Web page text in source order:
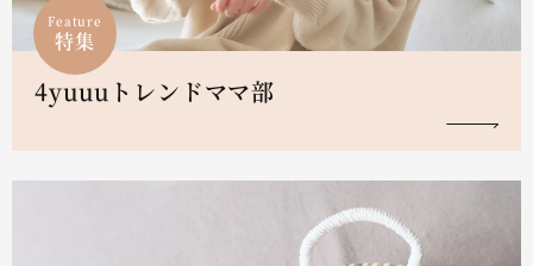
Feature
特集
4yuuuトレンドママ部